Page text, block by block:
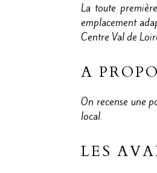
La toute
emplacement
Centre Val de
A
On recense une
local.
LES